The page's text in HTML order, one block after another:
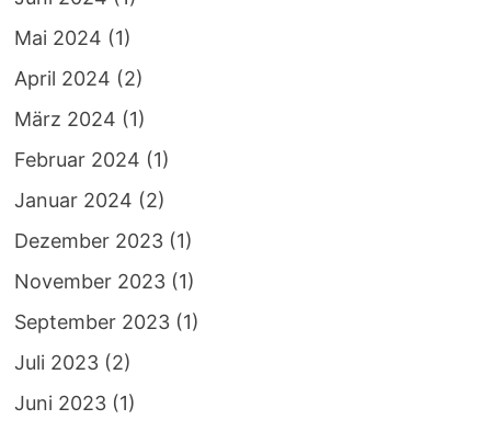
Mai 2024 (1)
April 2024 (2)
März 2024 (1)
Februar 2024 (1)
Januar 2024 (2)
Dezember 2023(1)
November 2023(1)
September 2023(1)
Juli 2023(2)
Juni 2023(1)